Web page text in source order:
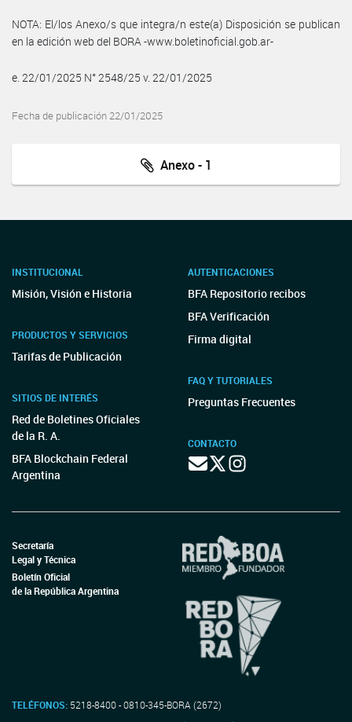
NOTA: El/los Anexo/s que integra/n este(a) Disposición se publican
en la edición web del BORA -www.boletinoficial.gob.ar-
e. 22/01/2025 N° 2548/25 v. 22/01/2025
Fecha de publicación 22/01/2025
Anexo - 1
INSTITUCIONAL
Misión, Visión e Historia
PRODUCTOS Y SERVICIOS
Tarifas de Publicación
SITIOS DE INTERÉS
Red de Boletines Oficiales
de la R. A.
BFA Blockchain Federal
Argentina
AUTENTICACIONES
BFA Repositorio recibos
BFA Verificación
Firma digital
FAQ Y TUTORIALES
Preguntas Frecuentes
CONTACTO
Secretaría
Legal y Técnica
Boletín Oficial
de la República Argentina
TELÉFONOS: 5218-8400 - 0810-345-BORA (2672)